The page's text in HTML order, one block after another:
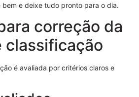
bem e deixe tudo pronto para o dia.
correção da
classificação
é avaliada por critérios claros e